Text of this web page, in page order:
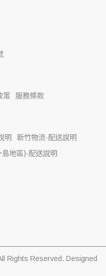
策 服務條款
明
新竹物流-配送說明
地區)-配送說明
Rights Reserved. Designed